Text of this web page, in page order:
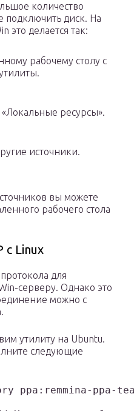
количество
подключить диск. На
это делается так:
рабочему столу с
ресурсы».
источники.
вы можете
рабочего стола
c Linux
для
серверу. Однако это
можно с
утилиту на Ubuntu.
следующие
ppa:remmina-ppa-